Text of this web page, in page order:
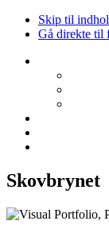
Skip til
Gå direkte til
Skovbrynet